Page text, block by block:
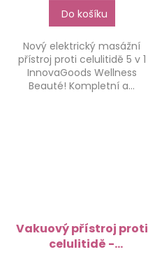
Do košíku
Nový elektrický masážní
přístroj proti celulitidě 5 v 1
InnovaGoods Wellness
Beauté! Kompletní a...
Vakuový přístroj proti
celulitidě -